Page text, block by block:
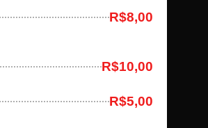
R$8,00
R$10,00
R$5,00